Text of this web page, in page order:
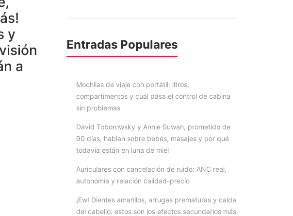
y
a
Entradas Populares
Mochilas de viaje con portátil: litros,
compartimentos y cuál pasa el control de cabina
sin problemas
David Toborowsky y Annie Suwan, prometido de
90 días, hablan sobre bebés, masajes y por qué
todavía están en luna de miel
Auriculares con cancelación de ruido: ANC real,
autonomía y relación calidad-precio
¡Ew! Dientes amarillos, arrugas prematuras y caída
del cabello: estos son los efectos secundarios más